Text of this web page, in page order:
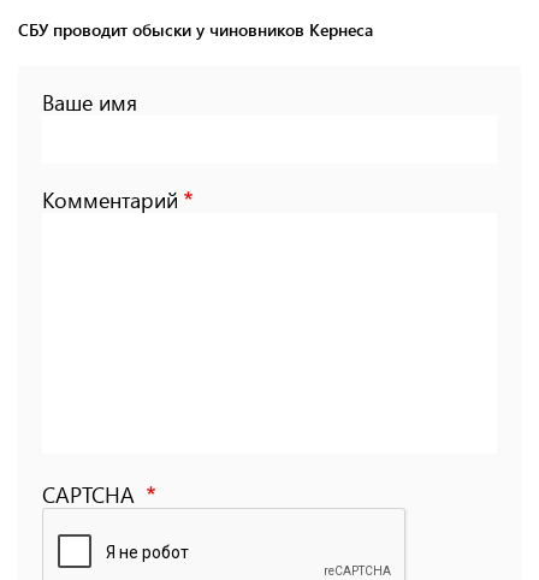
СБУ проводит обыски у чиновников Кернеса
Ваше имя
Комментарий
CAPTCHA